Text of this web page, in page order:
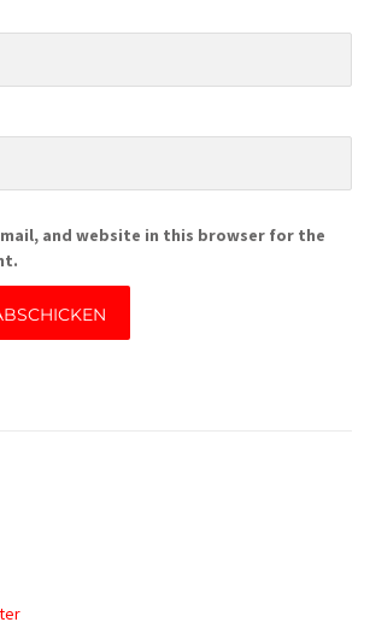
and website in this browser for the